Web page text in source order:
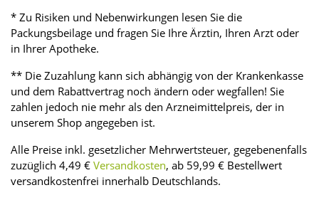
* Zu Risiken und Nebenwirkungen lesen Sie die
Packungsbeilage und fragen Sie Ihre Ärztin, Ihren Arzt oder
in Ihrer Apotheke.
** Die Zuzahlung kann sich abhängig von der Krankenkasse
und dem Rabattvertrag noch ändern oder wegfallen! Sie
zahlen jedoch nie mehr als den Arzneimittelpreis, der in
unserem Shop angegeben ist.
Alle Preise inkl. gesetzlicher Mehrwertsteuer, gegebenenfalls
zuzüglich 4,49 € Versandkosten, ab 59,99 € Bestellwert
versandkostenfrei innerhalb Deutschlands.